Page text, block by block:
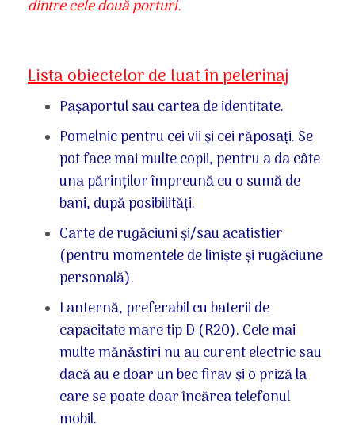
dintre cele două porturi.
Lista obiectelor de luat în pelerinaj
Pașaportul sau cartea de identitate.
Pomelnic pentru cei vii și cei răposați. Se
pot face mai multe copii, pentru a da câte
una părinților împreună cu o sumă de
bani, după posibilități.
Carte de rugăciuni și/sau acatistier
(pentru momentele de liniște și rugăciune
personală).
Lanternă, preferabil cu baterii de
capacitate mare tip D (R20). Cele mai
multe mănăstiri nu au curent electric sau
dacă au e doar un bec firav și o priză la
care se poate doar încărca telefonul
mobil.